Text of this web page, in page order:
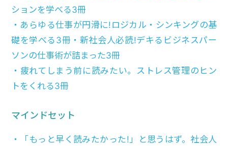
ションを学べる3冊
・あらゆる仕事が円滑に!ロジカル・シンキングの基
礎を学べる3冊 ・新社会人必読!デキるビジネスパー
ソンの仕事術が詰まった3冊
・疲れてしまう前に読みたい。ストレス管理のヒン
トをくれる3冊
マインドセット
・「もっと早く読みたかった!」と思うはず。社会人